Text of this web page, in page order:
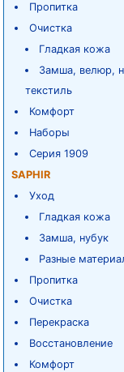
Пропитка
Очистка
Гладкая кожа
Замша, велюр,
текстиль
Комфорт
Наборы
Серия 1909
SAPHIR
Уход
Гладкая кожа
Замша, нубук
Разные
Пропитка
Очистка
Перекраска
Восстановление
Комфорт